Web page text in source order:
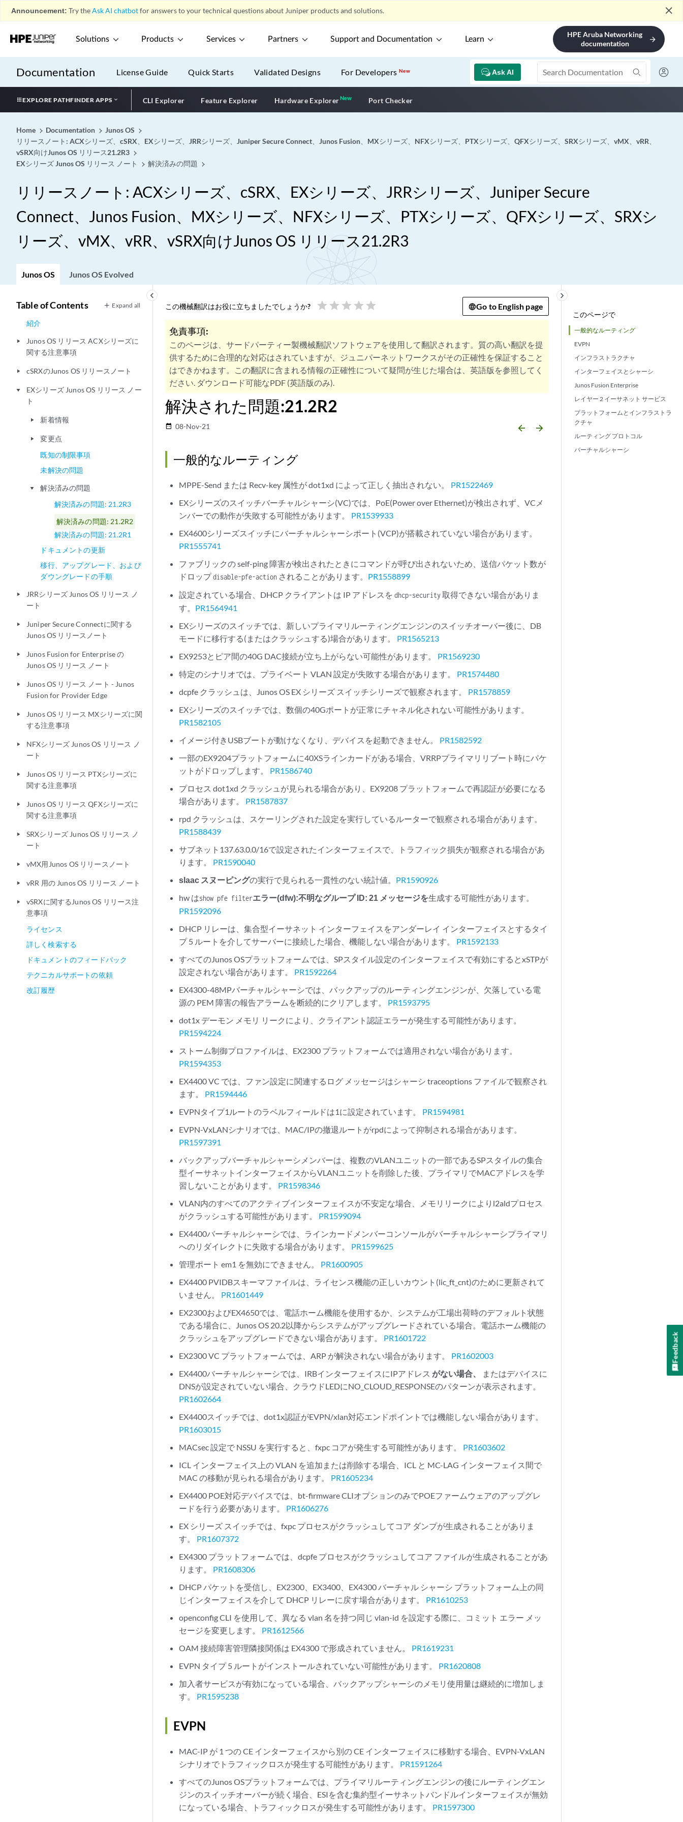
Announcement: Try theAsk AI chatbotfor answers to your technical questions about Juniper products and solutions. close
Solutions Products Services Partners Support and Documentation Learn
HPE Aruba Networking
documentation
arrow_forward
Documentation Ask AI
License Guide Quick Starts Validated Designs For DevelopersNew
EXPLORE PATHFINDER APPS CLI Explorer Feature Explorer Hardware ExplorerNewNew application
Port Checker
Home Documentation
Junos OS
リリースノート: ACXシリーズ、cSRX、EXシリーズ、JRRシリーズ、Juniper Secure Connect、Junos Fusion、MXシリーズ、NFXシリーズ、PTXシリーズ、QFXシリーズ、SRXシリーズ、vMX、vRR、
vSRX向けJunos OS リリース21.2R3
EXシリーズ Junos OS リリース ノート
解決済みの問題
リリースノート: ACXシリーズ、cSRX、EXシリーズ、JRRシリーズ、Juniper Secure
Connect、Junos Fusion、MXシリーズ、NFXシリーズ、PTXシリーズ、QFXシリーズ、SRXシ
リーズ、vMX、vRR、vSRX向けJunos OS リリース21.2R3
Junos OS Junos OS Evolved
keyboard_arrow_left
Table of Contents Expand all
紹介
play_arrow
Junos OS リリース ACXシリーズに
関する注意事項
play_arrow cSRXのJunos OS リリースノート
play_arrow
EXシリーズ Junos OS リリース ノー
ト
play_arrow 新着情報
play_arrow
変更点
既知の制限事項
未解決の問題
play_arrow
解決済みの問題
解決済みの問題: 21.2R3
解決済みの問題: 21.2R2
解決済みの問題: 21.2R1
ドキュメントの更新
移行、アップグレード、および
ダウングレードの手順
play_arrow
JRRシリーズ Junos OS リリース ノ
ート
play_arrow
Juniper Secure Connectに関する
Junos OS リリースノート
play_arrow
Junos Fusion for Enterprise の
Junos OS リリース ノート
play_arrow
Junos OS リリース ノート - Junos
Fusion for Provider Edge
play_arrow
Junos OS リリース MXシリーズに関
する注意事項
play_arrow
NFXシリーズ Junos OS リリース ノ
ート
play_arrow
Junos OS リリース PTXシリーズに
関する注意事項
play_arrow
Junos OS リリース QFXシリーズに
関する注意事項
play_arrow
SRXシリーズ Junos OS リリース ノ
ート
play_arrow vMX用Junos OS リリースノート
play_arrow vRR 用の Junos OS リリース ノート
play_arrow
vSRXに関するJunos OS リリース注
意事項
ライセンス
詳しく検索する
ドキュメントのフィードバック
テクニカルサポートの依頼
改訂履歴
このページで
一般的なルーティング
EVPN
インフラストラクチャ
インターフェイスとシャーシ
Junos Fusion Enterprise
レイヤー 2 イーサネット サービス
プラットフォームとインフラストラ
クチャ
ルーティング プロトコル
バーチャルシャーシ
keyboard_arrow_right
この機械翻訳はお役に立ちましたでしょうか? star star star star star Go to English page
免責事項:
このページは、サードパーティー製機械翻訳ソフトウェアを使用して翻訳されます。質の高い翻訳を提
供するために合理的な対応はされていますが、ジュニパーネットワークスがその正確性を保証すること
はできかねます。この翻訳に含まれる情報の正確性について疑問が生じた場合は、英語版を参照してく
ださい. ダウンロード可能なPDF (英語版のみ).
解決された問題:21.2R2
date_range 08-Nov-21 arrow_backward arrow_forward
一般的なルーティング
MPPE-Send または Recv-key 属性が dot1xd によって正しく抽出されない。 PR1522469
EXシリーズのスイッチバーチャルシャーシ(VC)では、PoE(Power over Ethernet)が検出されず、VCメ
ンバーでの動作が失敗する可能性があります。 PR1539933
EX4600シリーズスイッチにバーチャルシャーシポート(VCP)が搭載されていない場合があります。
PR1555741
ファブリックの self-ping 障害が検出されたときにコマンドが呼び出されないため、送信パケット数が
ドロップdisable-pfe-action されることがあります。 PR1558899
設定されている場合、DHCP クライアントは IP アドレスをdhcp-security取得できない場合がありま
す。 PR1564941
EXシリーズのスイッチでは、新しいプライマリルーティングエンジンのスイッチオーバー後に、DB
モードに移行する(またはクラッシュする)場合があります。 PR1565213
EX9253とピア間の40G DAC接続が立ち上がらない可能性があります。 PR1569230
特定のシナリオでは、プライベート VLAN 設定が失敗する場合があります。 PR1574480
dcpfe クラッシュは、Junos OS EX シリーズ スイッチシリーズで観察されます。 PR1578859
EXシリーズのスイッチでは、数個の40Gポートが正常にチャネル化されない可能性があります。
PR1582105
イメージ付きUSBブートが動けなくなり、デバイスを起動できません。 PR1582592
一部のEX9204プラットフォームに40XSラインカードがある場合、VRRPプライマリリブート時にパケ
ットがドロップします。 PR1586740
プロセス dot1xd クラッシュが見られる場合があり、EX9208 プラットフォームで再認証が必要になる
場合があります。 PR1587837
rpd クラッシュは、スケーリングされた設定を実行しているルーターで観察される場合があります。
PR1588439
サブネット137.63.0.0/16で設定されたインターフェイスで、トラフィック損失が観察される場合があ
ります。 PR1590040
slaac スヌーピングの実行で見られる一貫性のない統計値。 PR1590926
hw はshow pfe filterエラー(dfw):不明なグループ ID: 21 メッセージを生成する可能性があります。
PR1592096
DHCP リレーは、集合型イーサネット インターフェイスをアンダーレイ インターフェイスとするタイ
プ 5 ルートを介してサーバーに接続した場合、機能しない場合があります。 PR1592133
すべてのJunos OSプラットフォームでは、SPスタイル設定のインターフェイスで有効にするとxSTPが
設定されない場合があります。 PR1592264
EX4300-48MPバーチャルシャーシでは、バックアップのルーティングエンジンが、欠落している電
源の PEM 障害の報告アラームを断続的にクリアします。 PR1593795
dot1x デーモン メモリ リークにより、クライアント認証エラーが発生する可能性があります。
PR1594224
ストーム制御プロファイルは、EX2300 プラットフォームでは適用されない場合があります。
PR1594353
EX4400 VC では、ファン設定に関連するログ メッセージはシャーシ traceoptions ファイルで観察され
ます。 PR1594446
EVPNタイプ1ルートのラベルフィールドは1に設定されています。 PR1594981
EVPN-VxLANシナリオでは、MAC/IPの撤退ルートがrpdによって抑制される場合があります。
PR1597391
バックアップバーチャルシャーシメンバーは、複数のVLANユニットの一部であるSPスタイルの集合
型イーサネットインターフェイスからVLANユニットを削除した後、プライマリでMACアドレスを学
習しないことがあります。 PR1598346
VLAN内のすべてのアクティブインターフェイスが不安定な場合、メモリリークによりl2aldプロセス
がクラッシュする可能性があります。 PR1599094
EX4400バーチャルシャーシでは、ラインカードメンバーコンソールがバーチャルシャーシプライマリ
へのリダイレクトに失敗する場合があります。 PR1599625
管理ポート em1 を無効にできません。 PR1600905
EX4400 PVIDBスキーマファイルは、ライセンス機能の正しいカウント(lic_ft_cnt)のために更新されて
いません。 PR1601449
EX2300およびEX4650では、電話ホーム機能を使用するか、システムが工場出荷時のデフォルト状態
である場合に、Junos OS 20.2以降からシステムがアップグレードされている場合。電話ホーム機能の
クラッシュをアップグレードできない場合があります。 PR1601722
EX2300 VC プラットフォームでは、ARP が解決されない場合があります。 PR1602003
EX4400バーチャルシャーシでは、IRBインターフェイスにIPアドレス がない場合、
またはデバイスに
DNSが設定されていない場合、クラウドLEDにNO_CLOUD_RESPONSEのパターンが表示されます。
PR1602664
EX4400スイッチでは、dot1x認証がEVPN/xlan対応エンドポイントでは機能しない場合があります。
PR1603015
MACsec 設定で NSSU を実行すると、fxpc コアが発生する可能性があります。 PR1603602
ICL インターフェイス上の VLAN を追加または削除する場合、ICL と MC-LAG インターフェイス間で
MAC の移動が見られる場合があります。 PR1605234
EX4400 POE対応デバイスでは、bt-firmware CLIオプションのみでPOEファームウェアのアップグレ
ードを行う必要があります。 PR1606276
EX シリーズ スイッチでは、fxpc プロセスがクラッシュしてコア ダンプが生成されることがありま
す。 PR1607372
EX4300 プラットフォームでは、dcpfe プロセスがクラッシュしてコア ファイルが生成されることがあ
ります。 PR1608306
DHCP パケットを受信し、EX2300、EX3400、EX4300 バーチャル シャーシ プラットフォーム上の同
じインターフェイスを介して DHCP リレーに戻す場合があります。 PR1610253
openconfig CLI を使用して、異なる vlan 名を持つ同じ vlan-id を設定する際に、コミット エラー メッ
セージを変更します。 PR1612566
OAM 接続障害管理隣接関係は EX4300 で形成されていません。 PR1619231
EVPN タイプ 5 ルートがインストールされていない可能性があります。 PR1620808
加入者サービスが有効になっている場合、バックアップシャーシのメモリ使用量は継続的に増加しま
す。 PR1595238
EVPN
MAC-IP が 1 つの CE インターフェイスから別の CE インターフェイスに移動する場合、EVPN-VxLAN
シナリオでトラフィックロスが発生する可能性があります。 PR1591264
すべてのJunos OSプラットフォームでは、プライマリルーティングエンジンの後にルーティングエン
ジンのスイッチオーバーが続く場合、ESIを含む集約型イーサネットバンドルインターフェイスが無効
になっている場合、トラフィックロスが発生する可能性があります。 PR1597300
Feedback